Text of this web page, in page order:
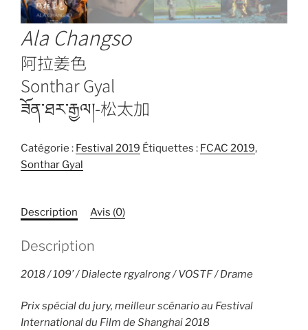
Ala Changso
阿拉姜色
Sonthar Gyal
ཟོན་ཐར་རྒྱལ།-松太加
Catégorie : Festival 2019 Étiquettes : FCAC 2019,
Sonthar Gyal
Description Avis (0)
Description
2018 / 109’ / Dialecte rgyalrong / VOSTF / Drame
Prix spécial du jury, meilleur scénario au Festival
International du Film de Shanghai 2018